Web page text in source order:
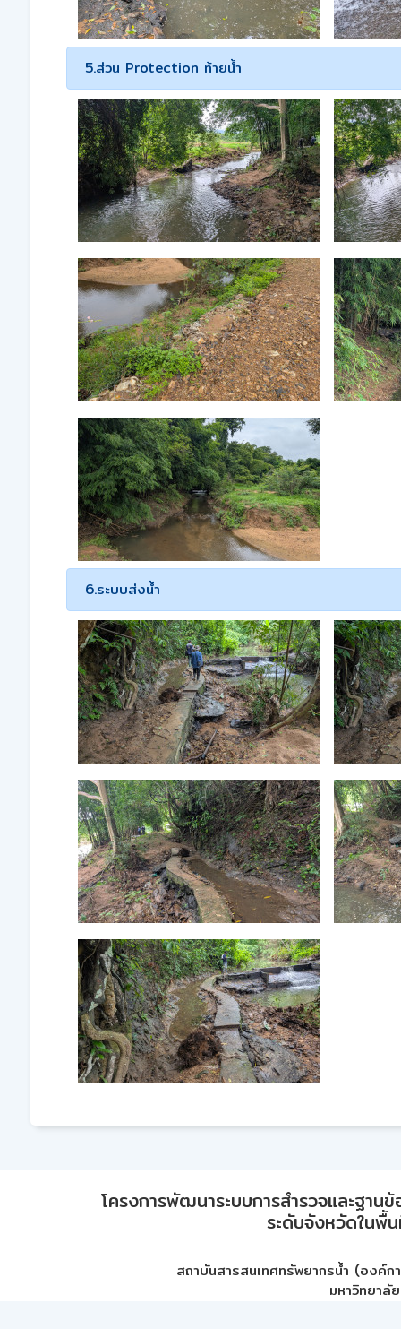
5.ส่วน Protection ท้ายน้ำ
6.ระบบส่งน้ำ
โครงการพัฒนาระบบการสำรวจและฐา
ระดับจังหวัดในพื้
สถาบันสารสนเทศทรัพยากรน้ำ (องค์ก
มหาวิทยาลั